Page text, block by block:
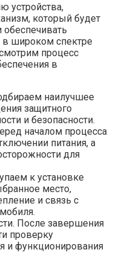
устройства,
который будет
широком спектре
процесс
в
наилучшее
защитного
и безопасности.
началом процесса
питания, а
для
к установке
место,
и связь с
После завершения
проверку
и функционирования